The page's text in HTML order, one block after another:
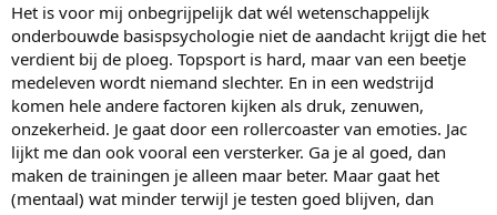
Het is voor mij onbegrijpelijk dat wél wetenschappelijk
onderbouwde basispsychologie niet de aandacht krijgt die het
verdient bij de ploeg. Topsport is hard, maar van een beetje
medeleven wordt niemand slechter. En in een wedstrijd
komen hele andere factoren kijken als druk, zenuwen,
onzekerheid. Je gaat door een rollercoaster van emoties. Jac
lijkt me dan ook vooral een versterker. Ga je al goed, dan
maken de trainingen je alleen maar beter. Maar gaat het
(mentaal) wat minder terwijl je testen goed blijven, dan